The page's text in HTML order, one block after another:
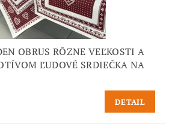
OBRUS RÔZNE VEĽKOSTI A
ĽUDOVÉ SRDIEČKA NA
DETAIL